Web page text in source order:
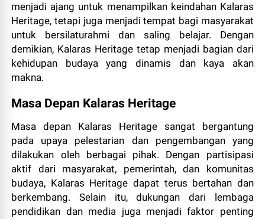
menjadi ajang untuk menampilkan keindahan Kalaras
Heritage, tetapi juga menjadi tempat bagi masyarakat
untuk bersilaturahmi dan saling belajar. Dengan
demikian, Kalaras Heritage tetap menjadi bagian dari
kehidupan budaya yang dinamis dan kaya akan
makna.
Masa Depan Kalaras Heritage
Masa depan Kalaras Heritage sangat bergantung
pada upaya pelestarian dan pengembangan yang
dilakukan oleh berbagai pihak. Dengan partisipasi
aktif dari masyarakat, pemerintah, dan komunitas
budaya, Kalaras Heritage dapat terus bertahan dan
berkembang. Selain itu, dukungan dari lembaga
pendidikan dan media juga menjadi faktor penting